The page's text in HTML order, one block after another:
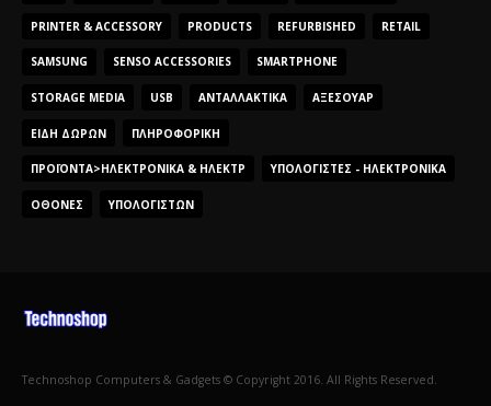
PRINTER & ACCESSORY PRODUCTS REFURBISHED RETAIL
SAMSUNG SENSO ACCESSORIES SMARTPHONE
STORAGE MEDIA USB ΑΝΤΑΛΛΑΚΤΙΚΆ ΑΞΕΣΟΥΆΡ
ΕΊΔΗ ΔΏΡΩΝ ΠΛΗΡΟΦΟΡΙΚΉ
ΠΡΟΪΌΝΤΑ>ΗΛΕΚΤΡΟΝΙΚΆ & ΗΛΕΚΤΡ ΥΠΟΛΟΓΙΣΤΈΣ - ΗΛΕΚΤΡΟΝΙΚΆ
ΟΘΌΝΕΣ ΥΠΟΛΟΓΙΣΤΏΝ
Technoshop Computers & Gadgets © Copyright 2016. All Rights Reserved.